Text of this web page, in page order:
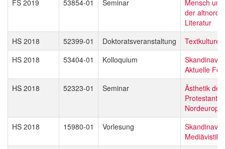
FS 2019
53854-01 Seminar
Mensch
der
Literatur
HS 2018
52399-01 Doktoratsveranstaltung
Textkulturen
HS 2018
53404-01 Kolloquium
Aktuelle
HS 2018
52323-01 Seminar
Ästhetik des
Nordeuropa
HS 2018
15980-01 Vorlesung
Mediävistik